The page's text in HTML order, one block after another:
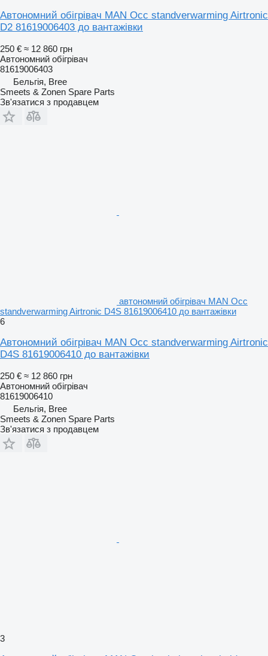
Автономний обігрівач MAN Occ standverwarming Airtronic
D2 81619006403 до вантажівки
250 € ≈ 12 860 грн
Автономний обігрівач
81619006403
Бельгія, Bree
Smeets & Zonen Spare Parts
Зв'язатися з продавцем
автономний обігрівач MAN Occ
standverwarming Airtronic D4S 81619006410 до вантажівки
6
Автономний обігрівач MAN Occ standverwarming Airtronic
D4S 81619006410 до вантажівки
250 € ≈ 12 860 грн
Автономний обігрівач
81619006410
Бельгія, Bree
Smeets & Zonen Spare Parts
Зв'язатися з продавцем
3